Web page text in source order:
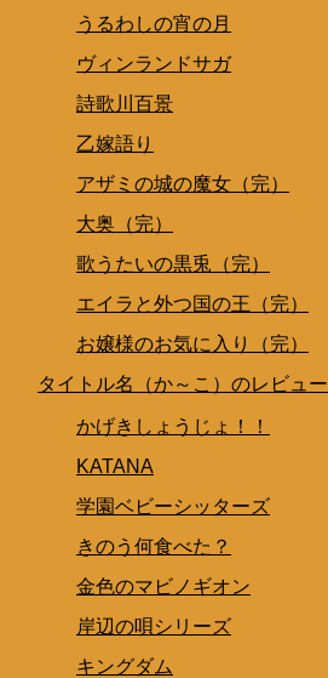
うるわしの宵の月
ヴィンランドサガ
詩歌川百景
乙嫁語り
アザミの城の魔女（完）
大奥（完）
歌うたいの黒兎（完）
エイラと外つ国の王（完）
お嬢様のお気に入り（完）
タイトル名（か～こ）のレビュー
かげきしょうじょ！！
KATANA
学園ベビーシッターズ
きのう何食べた？
金色のマビノギオン
岸辺の唄シリーズ
キングダム